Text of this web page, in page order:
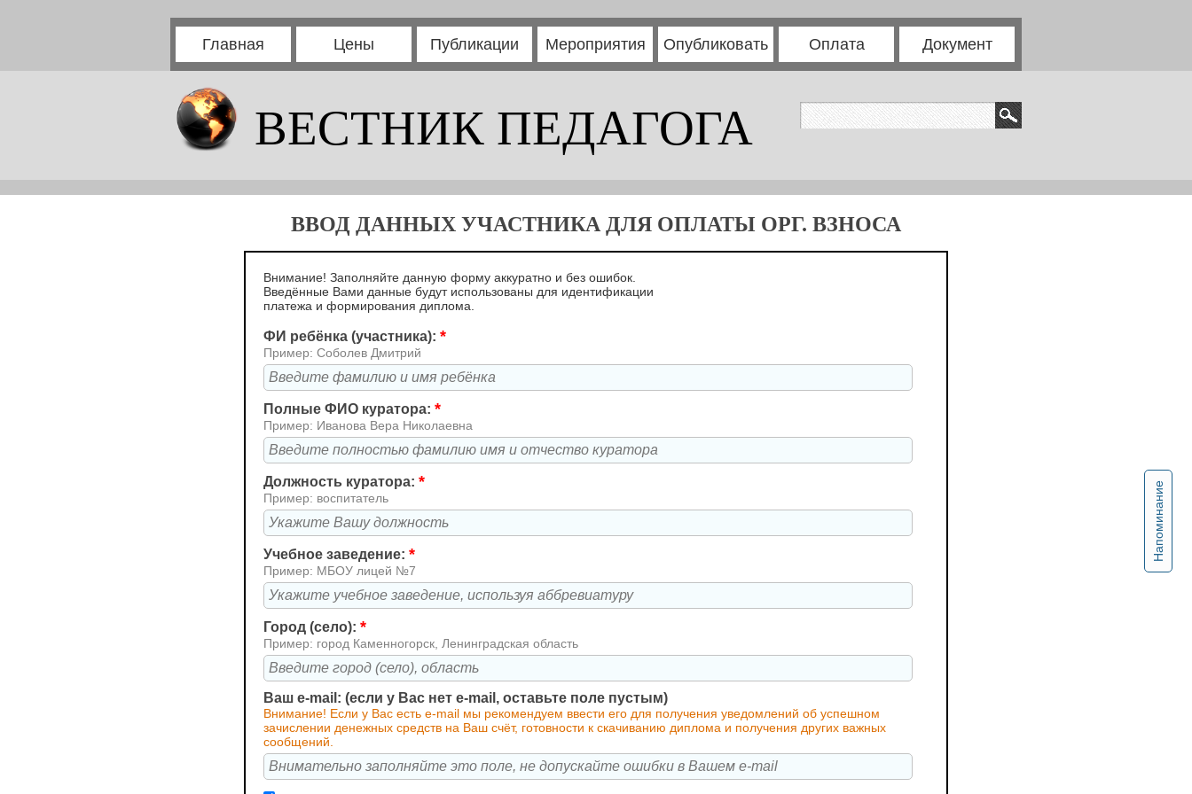
Главная Цены Публикации Мероприятия Опубликовать Оплата Документ
ВЕСТНИК ПЕДАГОГА
Напоминание
ВВОД ДАННЫХ УЧАСТНИКА ДЛЯ ОПЛАТЫ ОРГ. ВЗНОСА
Внимание! Заполняйте данную форму аккуратно и без ошибок.
Введённые Вами данные будут использованы для идентификации
платежа и формирования диплома.
ФИ ребёнка (участника): *
Пример: Соболев Дмитрий
Полные ФИО куратора: *
Пример: Иванова Вера Николаевна
Должность куратора: *
Пример: воспитатель
Учебное заведение: *
Пример: МБОУ лицей №7
Город (село): *
Пример: город Каменногорск, Ленинградская область
Ваш e-mail: (если у Вас нет e-mail, оставьте поле пустым)
Внимание! Если у Вас есть e-mail мы рекомендуем ввести его для получения уведомлений об успешном
зачислении денежных средств на Ваш счёт, готовности к скачиванию диплома и получения других важных
сообщений.